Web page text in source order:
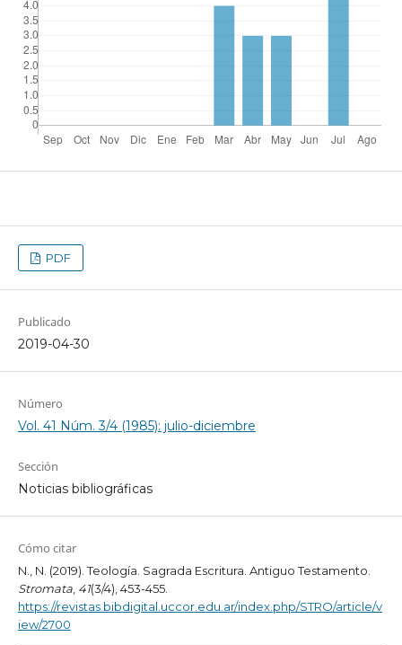
PDF
Publicado
2019-04-30
Número
Vol. 41 Núm. 3/4 (1985): julio-diciembre
Sección
Noticias bibliográficas
Cómo citar
N., N. (2019). Teología. Sagrada Escritura. Antiguo Testamento.
Stromata, 41(3/4), 453-455.
https://revistas.bibdigital.uccor.edu.ar/index.php/STRO/article/v
iew/2700